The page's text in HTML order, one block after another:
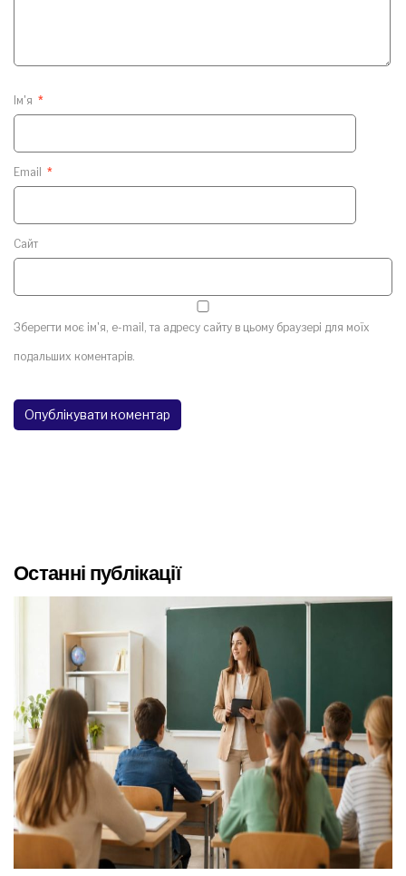
Ім'я *
Email *
Сайт
Зберегти моє ім'я, e-mail, та адресу сайту в цьому браузері для моїх
подальших коментарів.
Останні публікації